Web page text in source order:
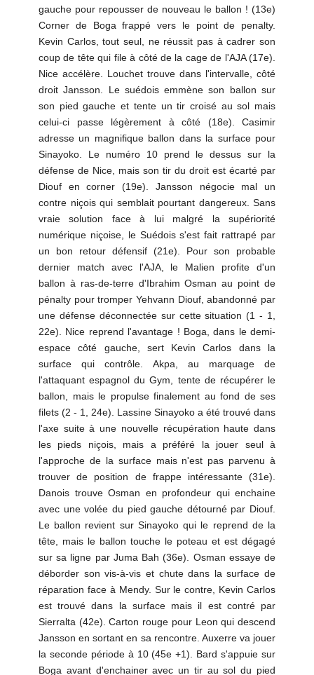
gauche pour repousser de nouveau le ballon ! (13e)
Corner de Boga frappé vers le point de penalty.
Kevin Carlos, tout seul, ne réussit pas à cadrer son
coup de tête qui file à côté de la cage de l'AJA (17e).
Nice accélère. Louchet trouve dans l'intervalle, côté
droit Jansson. Le suédois emmène son ballon sur
son pied gauche et tente un tir croisé au sol mais
celui-ci passe légèrement à côté (18e). Casimir
adresse un magnifique ballon dans la surface pour
Sinayoko. Le numéro 10 prend le dessus sur la
défense de Nice, mais son tir du droit est écarté par
Diouf en corner (19e). Jansson négocie mal un
contre niçois qui semblait pourtant dangereux. Sans
vraie solution face à lui malgré la supériorité
numérique niçoise, le Suédois s'est fait rattrapé par
un bon retour défensif (21e). Pour son probable
dernier match avec l'AJA, le Malien profite d'un
ballon à ras-de-terre d'Ibrahim Osman au point de
pénalty pour tromper Yehvann Diouf, abandonné par
une défense déconnectée sur cette situation (1 - 1,
22e). Nice reprend l'avantage ! Boga, dans le demi-
espace côté gauche, sert Kevin Carlos dans la
surface qui contrôle. Akpa, au marquage de
l'attaquant espagnol du Gym, tente de récupérer le
ballon, mais le propulse finalement au fond de ses
filets (2 - 1, 24e). Lassine Sinayoko a été trouvé dans
l'axe suite à une nouvelle récupération haute dans
les pieds niçois, mais a préféré la jouer seul à
l'approche de la surface mais n'est pas parvenu à
trouver de position de frappe intéressante (31e).
Danois trouve Osman en profondeur qui enchaine
avec une volée du pied gauche détourné par Diouf.
Le ballon revient sur Sinayoko qui le reprend de la
tête, mais le ballon touche le poteau et est dégagé
sur sa ligne par Juma Bah (36e). Osman essaye de
déborder son vis-à-vis et chute dans la surface de
réparation face à Mendy. Sur le contre, Kevin Carlos
est trouvé dans la surface mais il est contré par
Sierralta (42e). Carton rouge pour Leon qui descend
Jansson en sortant en sa rencontre. Auxerre va jouer
la seconde période à 10 (45e +1). Bard s'appuie sur
Boga avant d'enchainer avec un tir au sol du pied